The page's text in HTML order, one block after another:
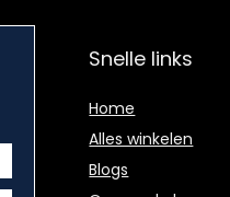
Snelle links
Home
Alles winkelen
Blogs